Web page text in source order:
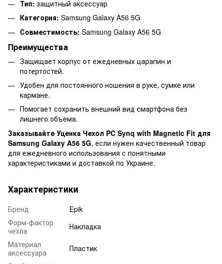
Тип: защитный аксессуар
Категория: Samsung Galaxy A56 5G
Совместимость: Samsung Galaxy A56 5G
Преимущества
Защищает корпус от ежедневных царапин и
потертостей.
Удобен для постоянного ношения в руке, сумке или
кармане.
Помогает сохранить внешний вид смартфона без
лишнего объема.
Заказывайте Уценка Чехол PC Synq with Magnetic Fit для
Samsung Galaxy A56 5G, если нужен качественный товар
для ежедневного использования с понятными
характеристиками и доставкой по Украине.
Характеристики
Бренд
Epik
Форм-фактор
чехла
Накладка
Материал
аксессуара
Пластик